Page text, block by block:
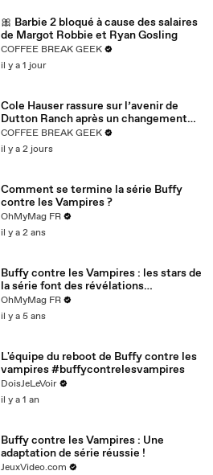
🎀 Barbie 2 bloqué à cause des salaires
de Margot Robbie et Ryan Gosling
COFFEE BREAK GEEK
il y a 1 jour
Cole Hauser rassure sur l’avenir de
Dutton Ranch après un changement
majeur 🐎🔥
COFFEE BREAK GEEK
il y a 2 jours
Comment se termine la série Buffy
contre les Vampires ?
OhMyMag FR
il y a 2 ans
Buffy contre les Vampires : les stars de
la série font des révélations
inattendues sur les coulisses
OhMyMag FR
il y a 5 ans
L'équipe du reboot de Buffy contre les
vampires #buffycontrelesvampires
DoisJeLeVoir
il y a 1 an
Buffy contre les Vampires : Une
adaptation de série réussie !
JeuxVideo.com